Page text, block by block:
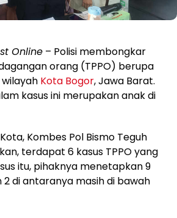
Online – Polisi membongkar
orang (TPPO) berupa
Kota Bogor, Jawa Barat.
kasus ini merupakan anak di
Kombes Pol Bismo Teguh
terdapat 6 kasus TPPO yang
itu, pihaknya menetapkan 9
di antaranya masih di bawah